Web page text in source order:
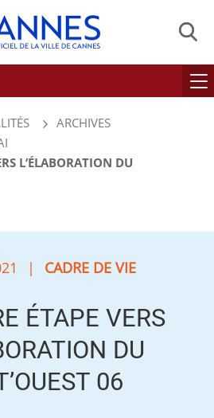
ARCHIVES
L’ÉLABORATION DU
| CADRE DE VIE
ÉTAPE VERS
DU
06